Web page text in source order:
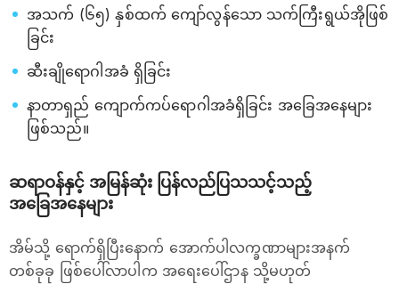
အသက် (၆၅) နှစ်ထက် ကျော်လွန်သော သက်ကြီးရွယ်အိုဖြစ်
ခြင်း
ဆီးချိုရောဂါအခံ ရှိခြင်း
နာတာရှည် ကျောက်ကပ်ရောဂါအခံရှိခြင်း အခြေအနေများ
ဖြစ်သည်။
ဆရာဝန်နှင့် အမြန်ဆုံး ပြန်လည်ပြသသင့်သည့်
အခြေအနေများ
အိမ်သို့ ရောက်ရှိပြီးနောက် အောက်ပါလက္ခဏာများအနက်
တစ်ခုခု ဖြစ်ပေါ်လာပါက အရေးပေါ်ဌာန သို့မဟုတ်